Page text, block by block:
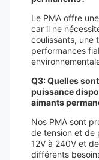
Le PMA offre
car il ne
coulissants, une
performances
Q3: Quelles
puissance
aimants
Nos PMA sont
de tension et de
12V à 240V et
différents